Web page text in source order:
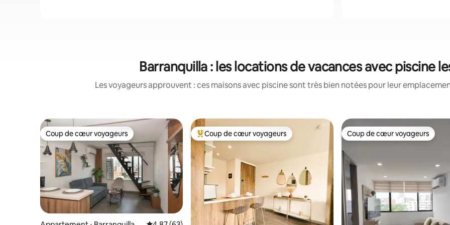
Barranquilla : les locations de vacances avec piscine
Les voyageurs approuvent : ces maisons avec piscine sont très bien notées pour leur
Coup de cœur voyageurs
Coup de cœur voyageurs Coups de cœur voyageurs les plus appréciés
Coup de cœur voyageurs Coup de cœur voyageurs
Coup de cœur voyageurs